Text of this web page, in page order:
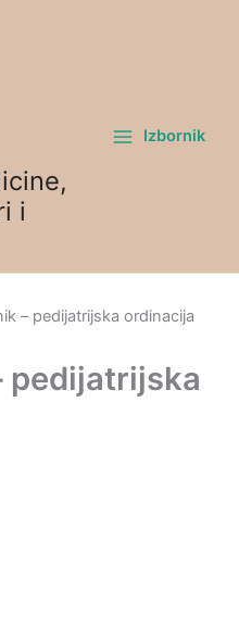
i
Izbornik
– pedijatrijska ordinacija
pedijatrijska